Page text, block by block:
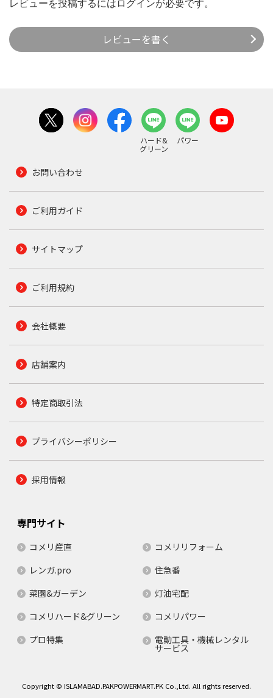
レビューを投稿するには ログインが必要です。
レビューを書く
ハード&
グリーン
パワー
お問い合わせ
ご利用ガイド
サイトマップ
ご利用規約
会社概要
店舗案内
特定商取引法
プライバシーポリシー
採用情報
専門サイト
コメリ産直
コメリリフォーム
レンガ.pro
住急番
菜園&ガーデン
灯油宅配
コメリハード&グリーン
コメリパワー
プロ特集
電動工具・機械レンタル
サービス
Copyright © ISLAMABAD.PAKPOWERMART.PK Co.,Ltd. All rights reserved.